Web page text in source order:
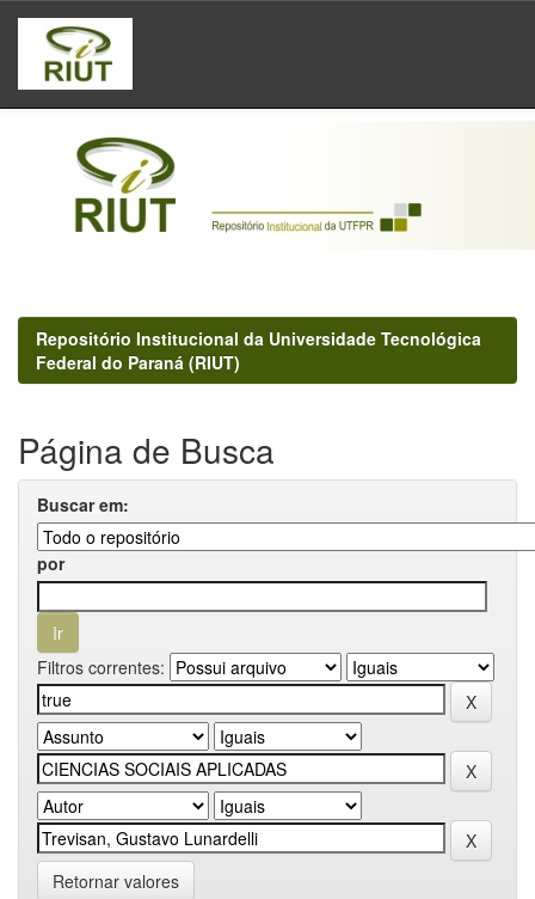
Skip
navigation
Repositório Institucional da Universidade Tecnológica
Federal do Paraná (RIUT)
Página de Busca
Buscar em:
por
Filtros correntes:
Retornar valores